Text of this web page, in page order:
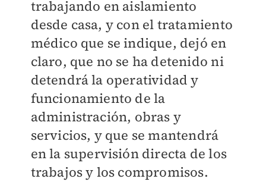
trabajando en aislamiento
desde casa, y con el tratamiento
médico que se indique, dejó en
claro, que no se ha detenido ni
detendrá la operatividad y
funcionamiento de la
administración, obras y
servicios, y que se mantendrá
en la supervisión directa de los
trabajos y los compromisos.